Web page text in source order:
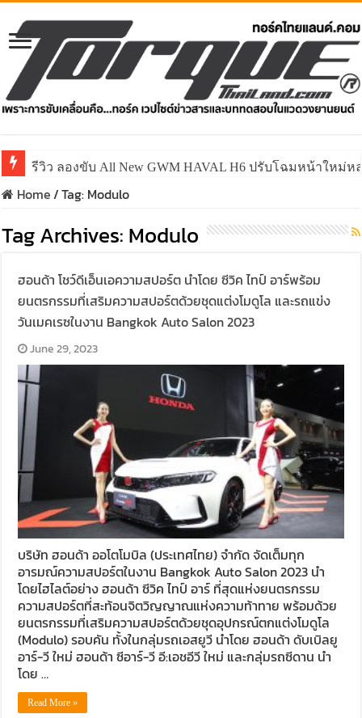
รีวิว ลองขับ All New GWM HAVAL H6 ปรับโฉมหน้าใหม่
Home/Tag: Modulo
Tag Archives: Modulo
ฮอนด้า โชว์ดีเอ็นเอความสปอร์ต นำโดย ซีวิค ไทป์ อาร์พร้อม
ยนตรกรรมที่เสริมความสปอร์ตด้วยชุดแต่งโมดูโล และรถแข่ง
วันเมคเรซในงาน Bangkok Auto Salon 2023
June 29, 2023
บริษัท ฮอนด้า ออโตโมบิล (ประเทศไทย) จำกัด จัดเต็มทุก
อารมณ์ความสปอร์ตในงาน Bangkok Auto Salon 2023 นำ
โดยไฮไลต์อย่าง ฮอนด้า ซีวิค ไทป์ อาร์ ที่สุดแห่งยนตรกรรม
ความสปอร์ตที่สะท้อนจิตวิญญาณแห่งความท้าทาย พร้อมด้วย
ยนตรกรรมที่เสริมความสปอร์ตด้วยชุดอุปกรณ์ตกแต่งโมดูโล
(Modulo) รอบคัน ทั้งในกลุ่มรถเอสยูวี นำโดย ฮอนด้า ดับเบิลยู
อาร์-วี ใหม่ ฮอนด้า ซีอาร์-วี อี:เอชอีวี ใหม่ และกลุ่มรถซีดาน นำ
โดย …
Read More »